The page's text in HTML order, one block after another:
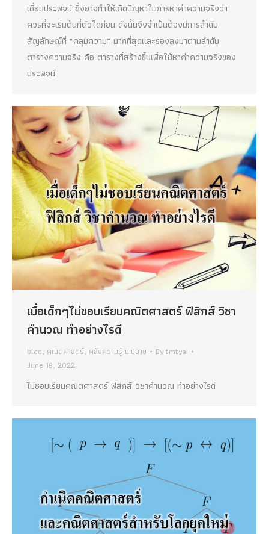
เชื่อมประพจน์ ซึ่งอาจทำให้เกิดปัญหาในการหาค่าความจริงว่า
ควรที่จะเริ่มต้นที่ตัวใดก่อน ดังนั้นจึงจำเป็นต้องมีการลำดับ
สัญลักษณ์ที่ “คลุมความ” มากที่สุดและรองลงมาตามลำดับ
ตารางความจริง คือ ตารางที่สร้างขึ้นเพื่อใช้หาค่าความจริงของ
ประพจน์
เมื่อเด็กๆไม่ชอบเรียนคณิตศาสตร์ ฟิสิกส์ วิชา
คำนวณ ทำอย่างไรดี
blog, คณิตศาสตร์, คลังความรู้ ม.ปลาย Bytmtyai
June 18, 2022
ไม่ชอบเรียนคณิตศาสตร์ ฟิสิกส์ วิชาคำนวณ ทำอย่างไรดี